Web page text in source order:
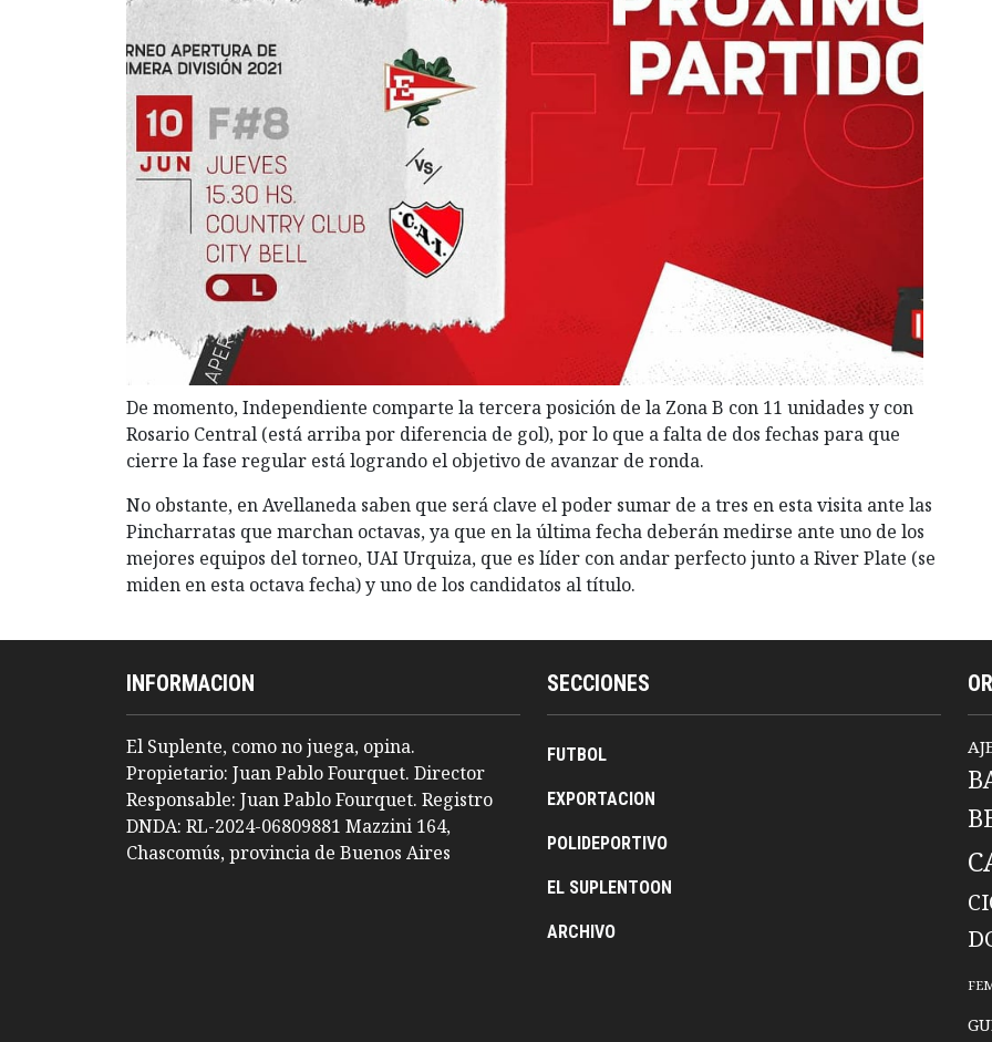
De momento, Independiente comparte la tercera posición de la Zona B con 11 unidades y con
Rosario Central (está arriba por diferencia de gol), por lo que a falta de dos fechas para que
cierre la fase regular está logrando el objetivo de avanzar de ronda.
No obstante, en Avellaneda saben que será clave el poder sumar de a tres en esta visita ante las
Pincharratas que marchan octavas, ya que en la última fecha deberán medirse ante uno de los
mejores equipos del torneo, UAI Urquiza, que es líder con andar perfecto junto a River Plate (se
miden en esta octava fecha) y uno de los candidatos al título.
INFORMACION
El Suplente, como no juega, opina.
Propietario: Juan Pablo Fourquet. Director
Responsable: Juan Pablo Fourquet. Registro
DNDA: RL-2024-06809881 Mazzini 164,
Chascomús, provincia de Buenos Aires
SECCIONES
FUTBOL
EXPORTACION
POLIDEPORTIVO
EL SUPLENTOON
ARCHIVO